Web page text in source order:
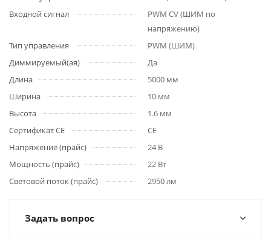
Входной сигнал
PWM СV (ШИМ по
напряжению)
Тип управления
PWM (ШИМ)
Диммируемый(ая)
Да
Длина
5000 мм
Ширина
10 мм
Высота
1.6 мм
Сертификат CE
CE
Напряжение (прайс)
24 В
Мощность (прайс)
22 Вт
Световой поток (прайс)
2950 лм
Задать вопрос